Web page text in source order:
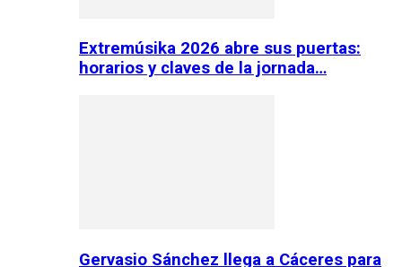
Extremúsika 2026 abre sus puertas:
horarios y claves de la jornada…
Gervasio Sánchez llega a Cáceres para